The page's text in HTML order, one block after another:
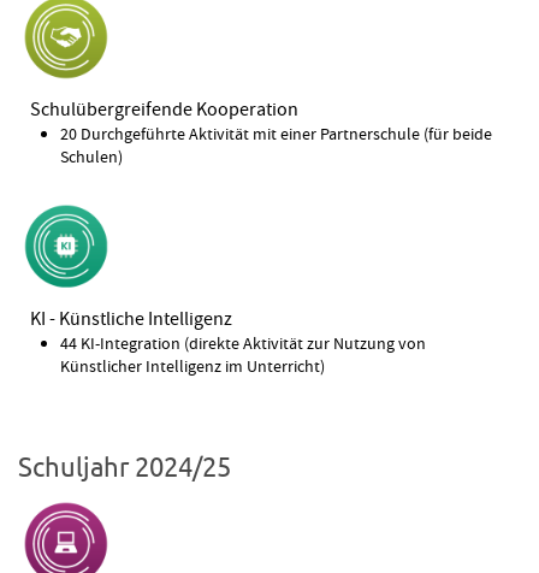
Schulübergreifende Kooperation
20 Durchgeführte Aktivität mit einer Partnerschule (für beide
Schulen)
KI - Künstliche Intelligenz
44 KI-Integration (direkte Aktivität zur Nutzung von
Künstlicher Intelligenz im Unterricht)
Schuljahr 2024/25